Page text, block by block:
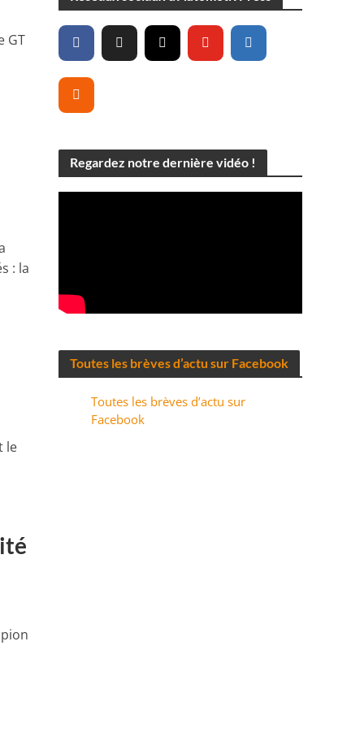
GT
: la
le
Regardez notre dernière vidéo !
Toutes les brèves d’actu sur Facebook
Toutes les brèves d’actu sur
Facebook